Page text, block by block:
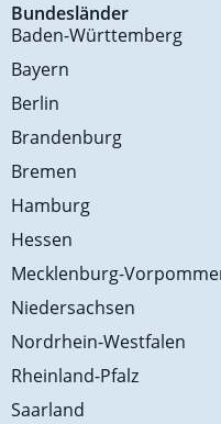
Bundesländer
Baden-Württemberg
Bayern
Berlin
Brandenburg
Bremen
Hamburg
Hessen
Mecklenburg-
Niedersachsen
Nordrhein-Westfalen
Rheinland-Pfalz
Saarland